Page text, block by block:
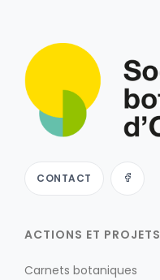
CONTACT
ACTIONS ET PROJETS
Carnets botaniques